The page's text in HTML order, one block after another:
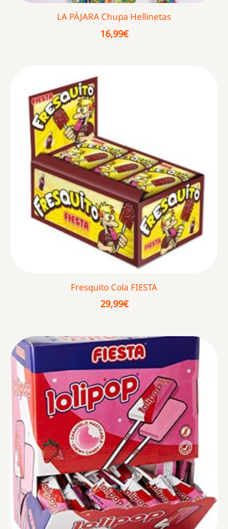
LA PÁJARA Chupa Hellinetas
16,99€
Fresquito Cola FIESTA
29,99€